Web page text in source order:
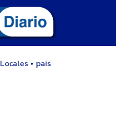
Locales pais